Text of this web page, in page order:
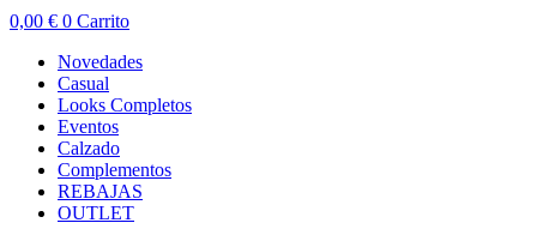
0,00 € 0 Carrito
Novedades
Casual
Looks Completos
Eventos
Calzado
Complementos
REBAJAS
OUTLET